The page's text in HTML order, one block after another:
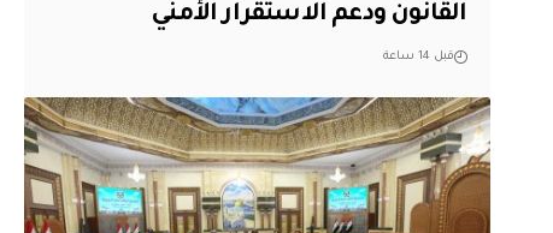
القانون ودعم الاستقرار الأمني
قبل 14 ساعة